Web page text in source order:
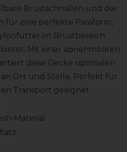
Brustschnallen und der
für eine perfekte Passform,
im Brustbereich
Mit einer abnehmbaren
diese Decke optimalen
Ort und Stelle. Perfekt für
Transport geeignet.
Material